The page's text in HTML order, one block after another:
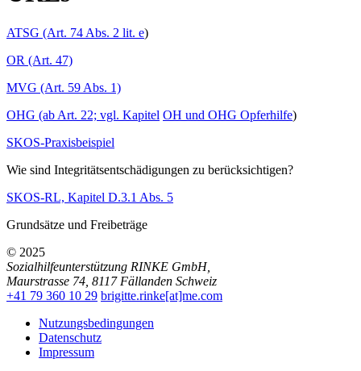
ATSG (Art. 74 Abs. 2 lit. e)
OR (Art. 47)
MVG (Art. 59 Abs. 1)
OHG (ab Art. 22; vgl. Kapitel OH und OHG Opferhilfe)
SKOS-Praxisbeispiel
Wie sind Integritätsentschädigungen zu berücksichtigen?
SKOS-RL, Kapitel D.3.1 Abs. 5
Grundsätze und Freibeträge
© 2025
Sozialhilfeunterstützung RINKE GmbH,
Maurstrasse 74 8117 Fällanden Schweiz
+41 79 360 10 29 brigitte.rinke[at]me.com
Nutzungsbedingungen
Datenschutz
Impressum